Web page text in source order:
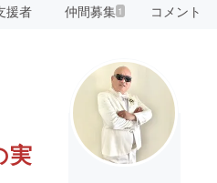
援者 仲間募集 1 コメント
実